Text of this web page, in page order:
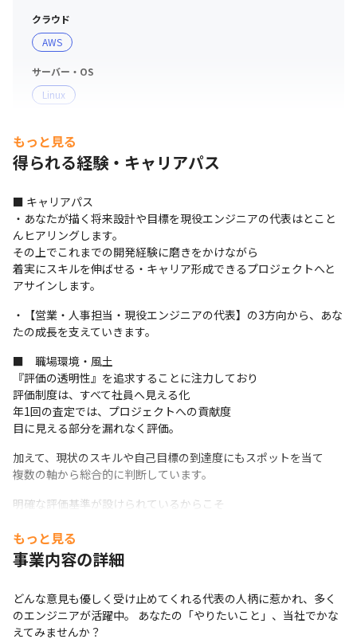
クラウド
AWS
サーバー・OS
Linux
Git
もっと見る
得られる経験・キャリアパス
■ キャリアパス
・あなたが描く将来設計や目標を現役エンジニアの代表はとこと
んヒアリングします。
その上でこれまでの開発経験に磨きをかけながら
着実にスキルを伸ばせる・キャリア形成できるプロジェクトへと
アサインします。
・【営業・人事担当・現役エンジニアの代表】の3方向から、あな
たの成長を支えていきます。
■　職場環境・風土
『評価の透明性』を追求することに注力しており
評価制度は、すべて社員へ見える化
年1回の査定では、プロジェクトへの貢献度
目に見える部分を漏れなく評価。
加えて、現状のスキルや自己目標の到達度にもスポットを当て
複数の軸から総合的に判断しています。
明確な評価基準が設けられているからこそ
納得感を持って業務に取り組めることが
日々のモチベーションへと繋がります。
し』を取得！
また、2022年にはかわさきＳＤＧｓゴールドパートナー企業認定
され、やすい環境です。
もっと見る
事業内容の詳細
どんな意見も優しく受け止めてくれる代表の人柄に惹かれ、多く
のエンジニアが活躍中。 あなたの「やりたいこと」、当社でかな
えてみませんか？